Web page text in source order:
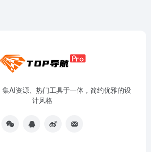
AI资源、热门工具于一体，简约优雅的设
计风格